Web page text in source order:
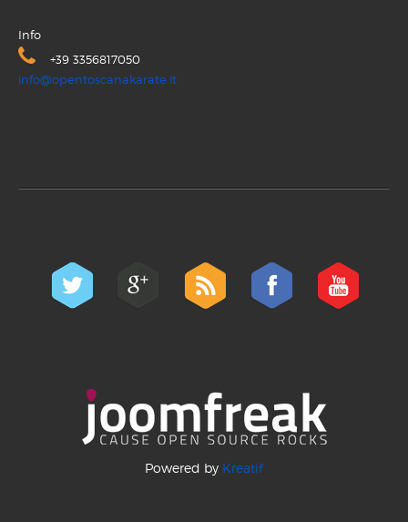
Info
+39 3356817050
info@opentoscanakarate.it
Powered by Kreatif